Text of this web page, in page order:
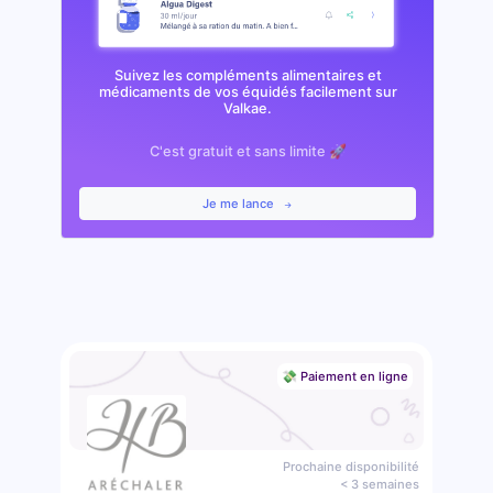
Suivez les compléments alimentaires et
médicaments de vos équidés facilement sur
Valkae.
C'est gratuit et sans limite 🚀
Je me lance
💸 Paiement en ligne
Prochaine disponibilité
< 3 semaines